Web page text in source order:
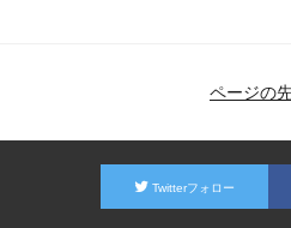
ページの
Twitterフォロー